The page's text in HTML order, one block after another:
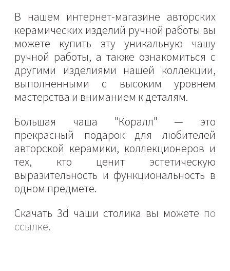
В нашем интернет-магазине авторских
керамических изделий ручной работы вы
можете купить эту уникальную чашу
ручной работы, а также ознакомиться с
другими изделиями нашей коллекции,
выполненными с высоким уровнем
мастерства и вниманием к деталям.
Большая чаша "Коралл" — это
прекрасный подарок для любителей
авторской керамики, коллекционеров и
тех, кто ценит эстетическую
выразительность и функциональность в
одном предмете.
Скачать 3d чаши столика вы можете по
ссылке.